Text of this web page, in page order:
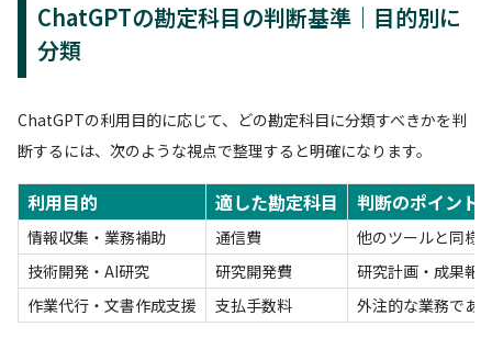
ChatGPTの勘定科目の判断基準｜目的別に
分類
ChatGPTの利用目的に応じて、どの勘定科目に分類すべきかを判
断するには、次のような視点で整理すると明確になります。
利用目的 適した勘定科目 判断のポイント
情報収集・業務補助 通信費
他のツールと同様
技術開発・AI研究
研究開発費
研究計画・成果報
作業代行・文書作成支援
支払手数料 外注的な業務であ